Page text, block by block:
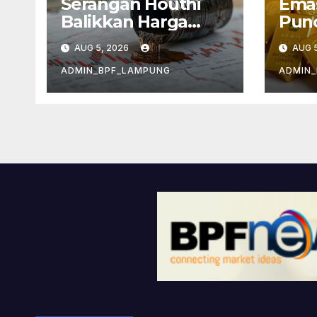
Serangan Houthi
Balikkan Harga
Minyak
AUG 5, 2026
ADMIN_BPF_LAMPUNG
AUG